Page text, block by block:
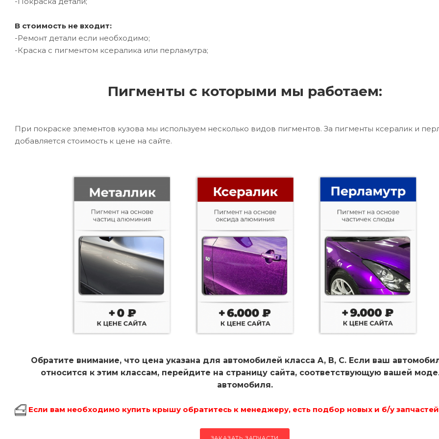
В стоимость не входит:
-Ремонт детали если необходимо;
-Краска с пигментом ксералика или перламутра;
Пигменты с которыми мы работаем:
При покраске элементов кузова мы используем несколько видов пигментов. За пигменты ксералик и
добавляется стоимость к цене на сайте.
Обратите внимание, что цена указана для автомобилей класса A, B, C. Если ваш
относится к этим классам, перейдите на страницу сайта, соответствующую вашей
автомобиля.
Если вам необходимо купить крышу обратитесь к менеджеру, есть подбор новых и б/у